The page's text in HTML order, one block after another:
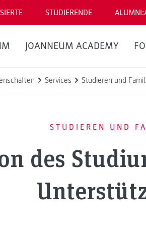
STUDIERENDE
JOANNEUM ACADEMY
Services Studieren und
STUDIEREN UND
des